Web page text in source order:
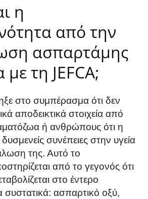
η
από την
ασπαρτάμης
τη JEFCA;
στο συμπέρασμα ότι δεν
αποδεικτικά στοιχεία από
ή ανθρώπους ότι η
συνέπειες στην υγεία
της. Αυτό το
από το γεγονός ότι
στο έντερο
συστατικά: ασπαρτικό οξύ,